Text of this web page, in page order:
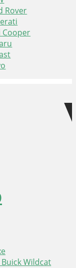
Rover
Cooper
Wildcat